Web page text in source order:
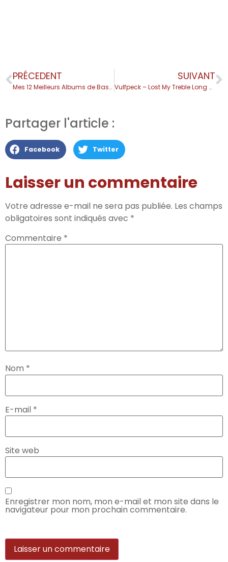
PRÉCEDENT
Mes 12 Meilleurs Albums de Basse
SUIVANT
Vulfpeck – Lost My Treble Long Ago
Partager l'article :
Facebook Twitter
Laisser un commentaire
Votre adresse e-mail ne sera pas publiée. Les champs
obligatoires sont indiqués avec *
Commentaire *
Nom *
E-mail *
Site web
Enregistrer mon nom, mon e-mail et mon site dans le
navigateur pour mon prochain commentaire.